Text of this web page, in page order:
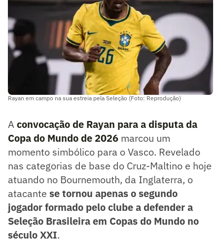
Rayan em campo na sua estreia pela Seleção (Foto: Reprodução)
Aconvocação de Rayan para a disputa da
Copa do Mundo de 2026 marcou um
momento simbólico para o Vasco. Revelado
nas categorias de base do Cruz-Maltino e hoje
atuando no Bournemouth, da Inglaterra, o
atacante se tornou apenas o segundo
jogador formado pelo clube a defender a
Seleção Brasileira em Copas do Mundo no
século XXI.